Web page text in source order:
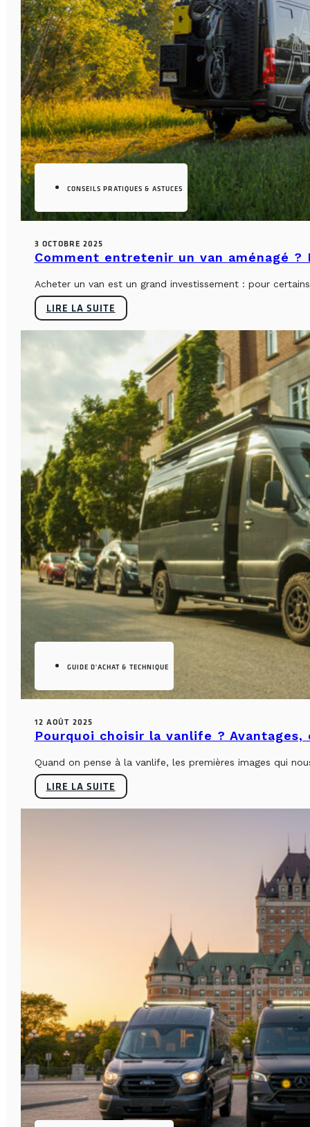
CONSEILS PRATIQUES & ASTUCES
3 OCTOBRE 2025
Comment entretenir un van aménagé
Acheter un van est un grand investissement : pour
LIRE LA SUITE
GUIDE D'ACHAT & TECHNIQUE
12 AOÛT 2025
Pourquoi choisir la vanlife ?
Quand on pense à la vanlife, les premières images qui
LIRE LA SUITE